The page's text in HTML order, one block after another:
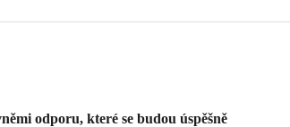
odporu, které se budou úspěšně